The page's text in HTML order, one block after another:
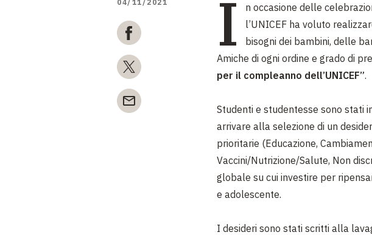
04/11/2021 I
n occasione delle
l’UNICEF ha voluto
bisogni dei bambini, delle
Amiche di ogni ordine e grado di
per il compleanno dell’UNICEF”.
Studenti e studentesse sono stati
arrivare alla selezione di un
prioritarie (Educazione,
Vaccini/Nutrizione/Salute, Non
globale su cui investire per
e adolescente.
I desideri sono stati scritti alla